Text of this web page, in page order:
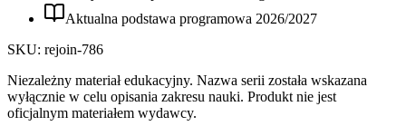
Aktualna podstawa programowa 2026/2027
SKU: rejoin-786
Niezależny materiał edukacyjny. Nazwa serii została wskazana
wyłącznie w celu opisania zakresu nauki. Produkt nie jest
oficjalnym materiałem wydawcy.